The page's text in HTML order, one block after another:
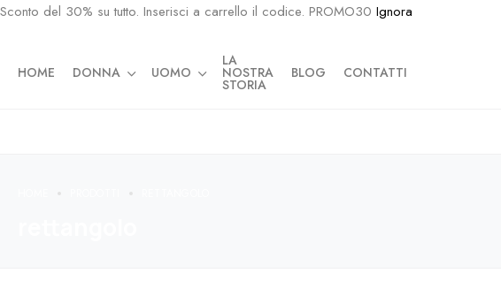
Sconto del 30% su tutto. Inserisci a carrello il codice. PROMO30 Ignora
HOME DONNA UOMO
LA
NOSTRA
STORIA
BLOG CONTATTI